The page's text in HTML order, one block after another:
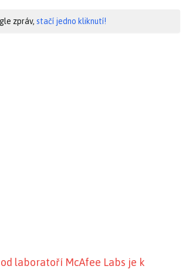
zpráv, stačí jedno kliknutí!